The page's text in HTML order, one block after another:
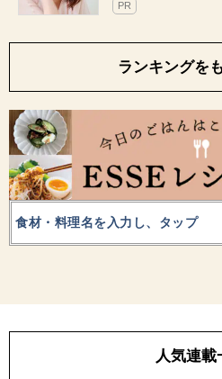
PR
ランキングを
人気連載